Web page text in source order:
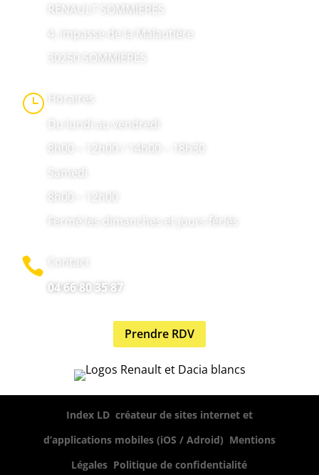
RENAULT SOMMIERES
4, impasse de la Malautière
30250 SOMMIERES
} Horaires
Du lundi au vendredi
8h00 – 12h00 / 14h00 – 18h30
Samedi
8h00 – 12h00
Fermé les dimanches et jours fériés

Contact
04 66 80 35 87
Prendre RDV
Index LD, créateur de sites internet et
d’applications mobiles (iOS / Adroid) Mentions
Légales Politique de confidentialité